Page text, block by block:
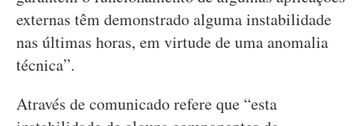
externas têm demonstrado alguma instabilidade
nas últimas horas, em virtude de uma anomalia
técnica”.
Através de comunicado refere que “esta